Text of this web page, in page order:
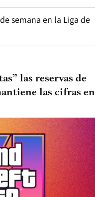
semana en la Liga de
las reservas de
las cifras en